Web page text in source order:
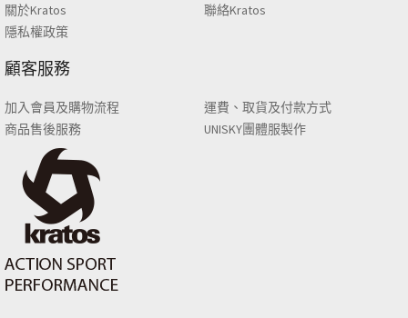
關於Kratos
聯絡Kratos
隱私權政策
顧客服務
加入會員及購物流程
運費、取貨及付款方式
商品售後服務
UNISKY團體服製作